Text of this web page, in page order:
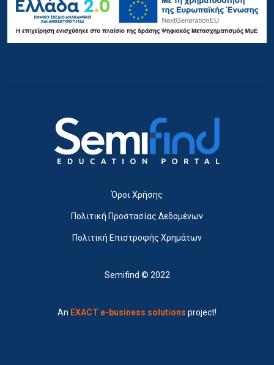
Όροι Χρήσης
Πολιτική Προστασίας Δεδομένων
Πολιτική Επιστροφής Χρημάτων
Semifind © 2022
An EXACT e-business solutions project!